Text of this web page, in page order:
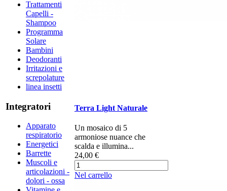
Trattamenti
Capelli -
Shampoo
Programma
Solare
Bambini
Deodoranti
Irritazioni e
screpolature
linea insetti
Integratori
Apparato
respiratorio
Energetici
Barrette
Muscoli e
articolazioni -
dolori - ossa
Terra Light Naturale
​Un mosaico di 5
armoniose nuance che
scalda e illumina...
24,00 €
Nel carrello